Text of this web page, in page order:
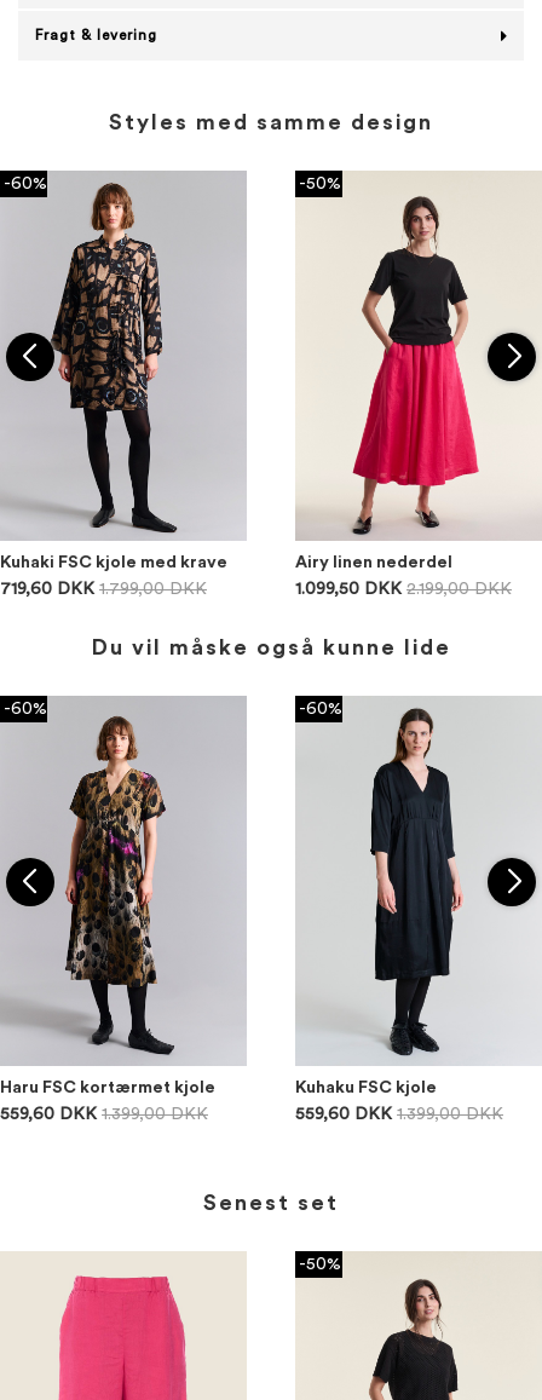
Fragt & levering
Styles med samme design
-60%
Kuhaki FSC kjole med krave
719,60 DKK 1.799,00 DKK
-50%
Airy linen nederdel
1.099,50 DKK 2.199,00 DKK
Du vil måske også kunne lide
-60%
Haru FSC kortærmet kjole
559,60 DKK 1.399,00 DKK
-60%
Kuhaku FSC kjole
559,60 DKK 1.399,00 DKK
Senest set
-50%